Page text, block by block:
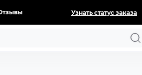
Узнать статус заказа